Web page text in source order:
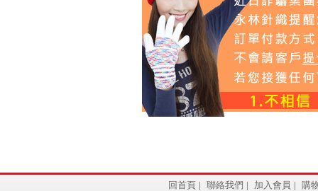
回首頁 | 聯絡我們 | 加入會員 | 購